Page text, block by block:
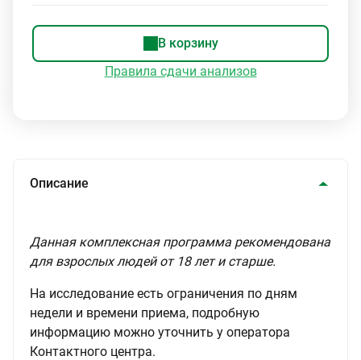
В корзину
Правила сдачи анализов
Описание
Данная комплексная программа рекомендована
для взрослых людей от 18 лет и старше.
На исследование есть ограничения по дням
недели и времени приема, подробную
информацию можно уточнить у оператора
Контактного центра.